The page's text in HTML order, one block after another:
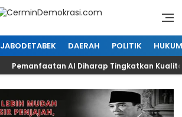
JABODETABEK DAERAH POLITIK HUKUM
Pemanfaatan AI Diharap Tingkatkan Kualitas